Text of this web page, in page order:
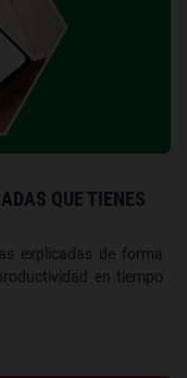
QUE TIENES
explicadas de forma
en tiempo